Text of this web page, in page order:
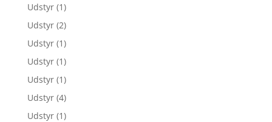
Udstyr (1)
Udstyr (2)
Udstyr (1)
Udstyr (1)
Udstyr (1)
Udstyr (4)
Udstyr (1)